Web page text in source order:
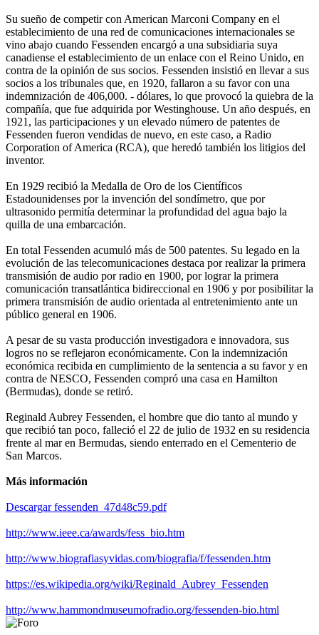
Su sueño de competir con American Marconi Company en el
establecimiento de una red de comunicaciones internacionales se
vino abajo cuando Fessenden encargó a una subsidiaria suya
canadiense el establecimiento de un enlace con el Reino Unido, en
contra de la opinión de sus socios. Fessenden insistió en llevar a sus
socios a los tribunales que, en 1920, fallaron a su favor con una
indemnización de 406,000. - dólares, lo que provocó la quiebra de la
compañía, que fue adquirida por Westinghouse. Un año después, en
1921, las participaciones y un elevado número de patentes de
Fessenden fueron vendidas de nuevo, en este caso, a Radio
Corporation of America (RCA), que heredó también los litigios del
inventor.
En 1929 recibió la Medalla de Oro de los Científicos
Estadounidenses por la invención del sondímetro, que por
ultrasonido permitía determinar la profundidad del agua bajo la
quilla de una embarcación.
En total Fessenden acumuló más de 500 patentes. Su legado en la
evolución de las telecomunicaciones destaca por realizar la primera
transmisión de audio por radio en 1900, por lograr la primera
comunicación transatlántica bidireccional en 1906 y por posibilitar la
primera transmisión de audio orientada al entretenimiento ante un
público general en 1906.
A pesar de su vasta producción investigadora e innovadora, sus
logros no se reflejaron económicamente. Con la indemnización
económica recibida en cumplimiento de la sentencia a su favor y en
contra de NESCO, Fessenden compró una casa en Hamilton
(Bermudas), donde se retiró.
Reginald Aubrey Fessenden, el hombre que dio tanto al mundo y
que recibió tan poco, falleció el 22 de julio de 1932 en su residencia
frente al mar en Bermudas, siendo enterrado en el Cementerio de
San Marcos.
Más información
Descargar fessenden_47d48c59.pdf
http://www.ieee.ca/awards/fess_bio.htm
http://www.biografiasyvidas.com/biografia/f/fessenden.htm
https://es.wikipedia.org/wiki/Reginald_Aubrey_Fessenden
http://www.hammondmuseumofradio.org/fessenden-bio.html